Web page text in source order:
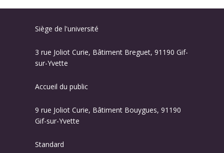
Siège de l'université
3 rue Joliot Curie, Bâtiment Breguet, 91190 Gif-
sur-Yvette
Accueil du public
9 rue Joliot Curie, Bâtiment Bouygues, 91190
Gif-sur-Yvette
Standard